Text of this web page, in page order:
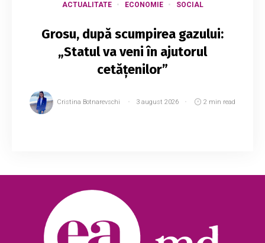
ACTUALITATE ECONOMIE SOCIAL
Grosu, după scumpirea gazului:
„Statul va veni în ajutorul
cetățenilor”
Cristina Botnarevschi 3 august 2026 2 min read
gaze. Potrivit președintelui Parlamentului, ...